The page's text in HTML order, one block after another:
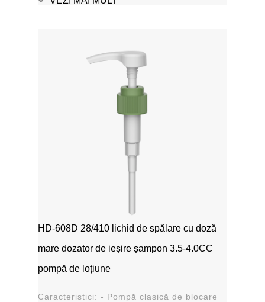
HD-608D 28/410 lichid de spălare cu doză
mare dozator de ieșire șampon 3.5-4.0CC
pompă de loțiune
Caracteristici: - Pompă clasică de blocare